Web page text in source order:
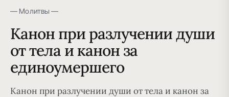
— Молитвы —
Канон при разлучении души
от тела и канон за
единоумершего
Канон при разлучении души от тела и канон за